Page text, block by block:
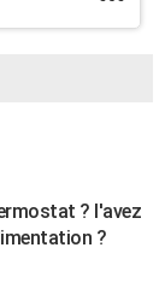
? l'avez
?